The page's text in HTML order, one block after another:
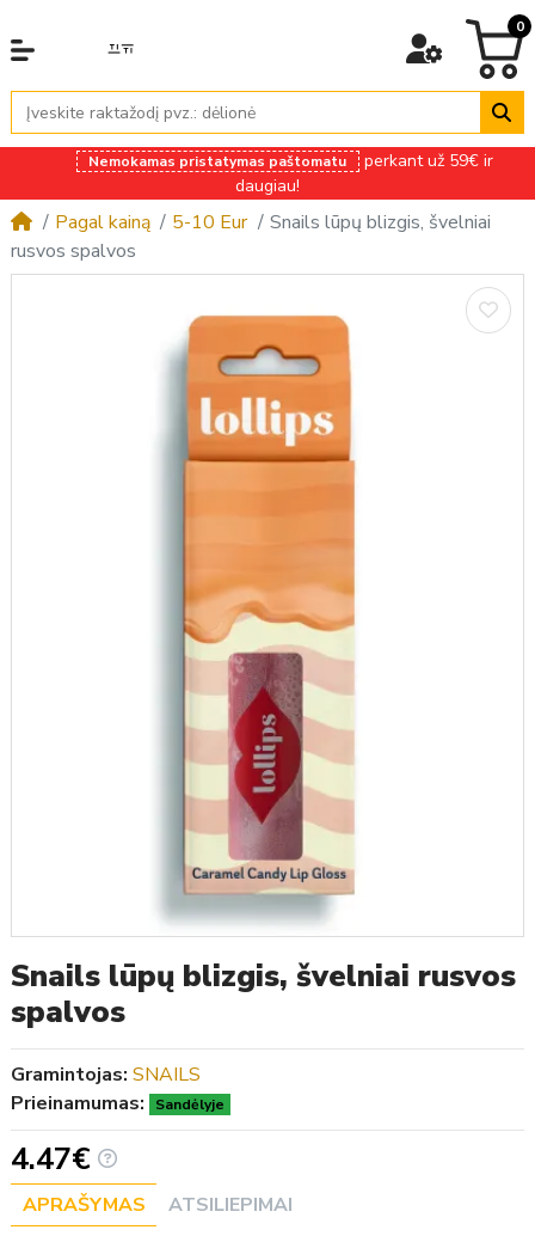
0
Nemokamas pristatymas paštomatu
perkant už 59€ ir
daugiau!
Pagal kainą 5-10 Eur
Snails lūpų blizgis, švelniai
rusvos spalvos
Snails lūpų blizgis, švelniai rusvos
spalvos
Gramintojas: SNAILS
Prieinamumas:
Sandėlyje
4.47€
APRAŠYMAS
ATSILIEPIMAI